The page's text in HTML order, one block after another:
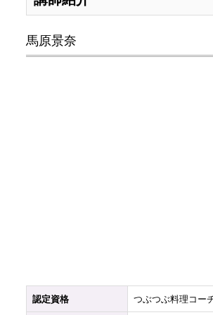
馬原景奈
認定資格 つぶつぶ料理コー